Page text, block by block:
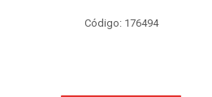
Código: 176494